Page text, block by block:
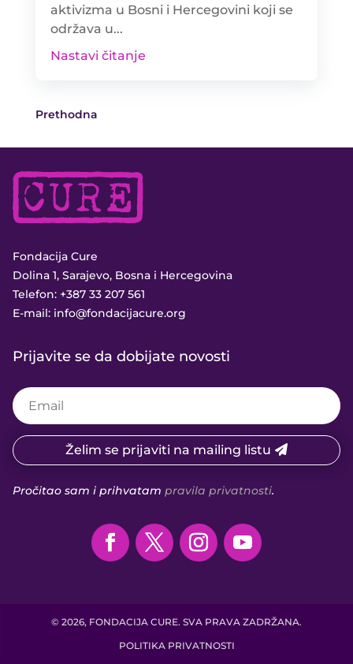
aktivizma u Bosni i Hercegovini koji se
održava u...
Nastavi čitanje
Prethodna
Fondacija Cure
Dolina 1, Sarajevo, Bosna i Hercegovina
Telefon: +387 33 207 561
E-mail: info@fondacijacure.org
Prijavite se da dobijate novosti
Želim se prijaviti na mailing listu
Pročitao sam i prihvatam pravila privatnosti.
© 2026, FONDACIJA CURE. SVA PRAVA ZADRŽANA.
POLITIKA PRIVATNOSTI